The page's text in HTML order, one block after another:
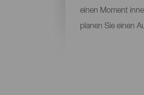
einen Moment
planen Sie einen